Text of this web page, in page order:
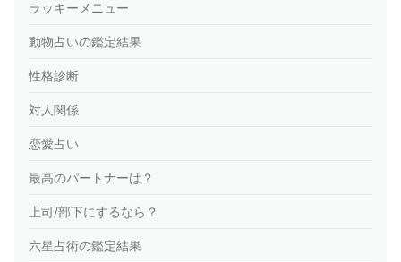
ラッキーメニュー
動物占いの鑑定結果
性格診断
対人関係
恋愛占い
最高のパートナーは？
上司/部下にするなら？
六星占術の鑑定結果